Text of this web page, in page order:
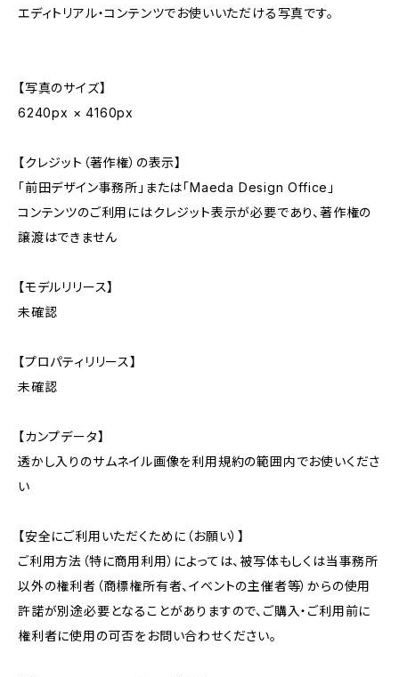
エディトリアル・コンテンツでお使いいただける写真です。
【写真のサイズ】
6240px × 4160px
【クレジット（著作権）の表示】
「前田デザイン事務所」または「Maeda Design Office」
コンテンツのご利用にはクレジット表示が必要であり、著作権の
譲渡はできません
【モデルリリース】
未確認
【プロパティリリース】
未確認
【カンプデータ】
透かし入りのサムネイル画像を利用規約の範囲内でお使いくださ
い
【安全にご利用いただくために（お願い）】
ご利用方法（特に商用利用）によっては、被写体もしくは当事務所
以外の権利者（商標権所有者、イベントの主催者等）からの使用
許諾が別途必要となることがありますので、ご購入・ご利用前に
権利者に使用の可否をお問い合わせください。